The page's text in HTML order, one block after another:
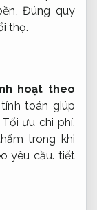
Đúng quy
thọ.
hoạt theo
toán giúp
Tối ưu chi phí.
trong khi
yêu cầu. tiết